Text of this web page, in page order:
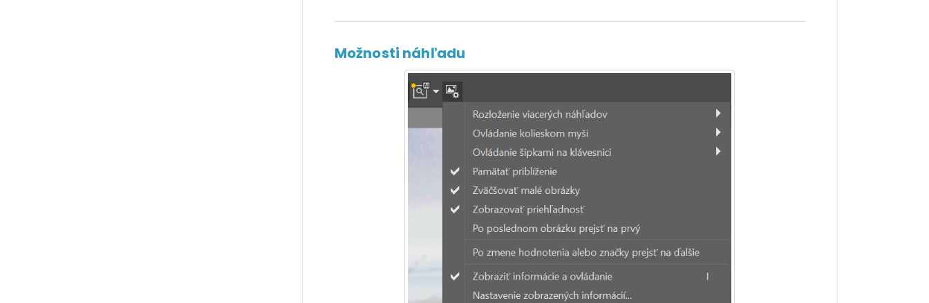
Možnosti náhľadu